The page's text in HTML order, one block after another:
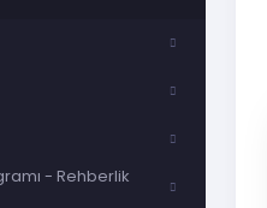
- Rehberlik